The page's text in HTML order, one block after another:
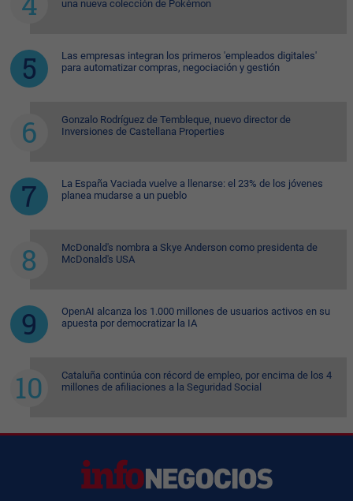
una nueva colección de Pokémon
Las empresas integran los primeros 'empleados digitales'
para automatizar compras, negociación y gestión
Gonzalo Rodríguez de Tembleque, nuevo director de
Inversiones de Castellana Properties
La España Vaciada vuelve a llenarse: el 23% de los jóvenes
planea mudarse a un pueblo
McDonald's nombra a Skye Anderson como presidenta de
McDonald's USA
OpenAI alcanza los 1.000 millones de usuarios activos en su
apuesta por democratizar la IA
Cataluña continúa con récord de empleo, por encima de los 4
millones de afiliaciones a la Seguridad Social